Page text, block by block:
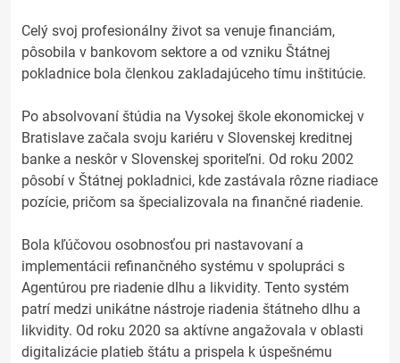
Celý svoj profesionálny život sa venuje financiám,
pôsobila v bankovom sektore a od vzniku Štátnej
pokladnice bola členkou zakladajúceho tímu inštitúcie.
Po absolvovaní štúdia na Vysokej škole ekonomickej v
Bratislave začala svoju kariéru v Slovenskej kreditnej
banke a neskôr v Slovenskej sporiteľni. Od roku 2002
pôsobí v Štátnej pokladnici, kde zastávala rôzne riadiace
pozície, pričom sa špecializovala na finančné riadenie.
Bola kľúčovou osobnosťou pri nastavovaní a
implementácii refinančného systému v spolupráci s
Agentúrou pre riadenie dlhu a likvidity. Tento systém
patrí medzi unikátne nástroje riadenia štátneho dlhu a
likvidity. Od roku 2020 sa aktívne angažovala v oblasti
digitalizácie platieb štátu a prispela k úspešnému